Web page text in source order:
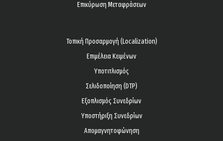
Επικύρωση Μεταφράσεων
Τοπική Προσαρμογή (Localization)
Επιμέλεια Κειμένων
Υποτιτλισμός
Σελιδοποίηση (DTP)
Εξοπλισμός Συνεδρίων
Υποστήριξη Συνεδρίων
Απομαγνητοφώνηση